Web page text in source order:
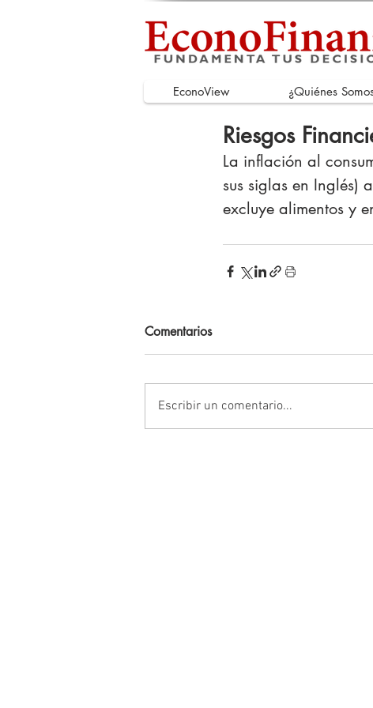
EconoView ¿Quiénes
Riesgos
La inflación al
sus siglas en Inglés)
excluye alimentos y
Comentarios
Escribir un comentario...